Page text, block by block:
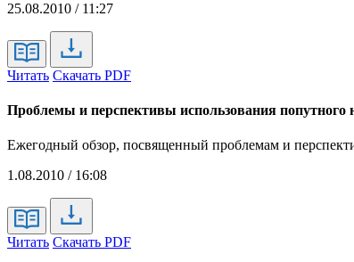
25.08.2010 / 11:27
Читать Скачать PDF
Проблемы и перспективы использования попутного
Ежегодный обзор, посвященный проблемам и
1.08.2010 / 16:08
Читать Скачать PDF